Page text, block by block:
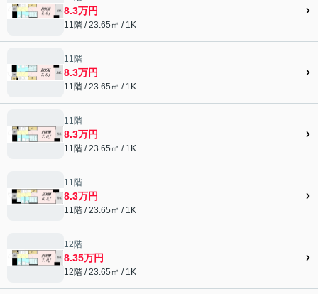
8.3万円
11階 / 23.65㎡ / 1K
11階
8.3万円
11階 / 23.65㎡ / 1K
11階
8.3万円
11階 / 23.65㎡ / 1K
11階
8.3万円
11階 / 23.65㎡ / 1K
12階
8.35万円
12階 / 23.65㎡ / 1K